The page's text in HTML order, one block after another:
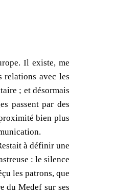
Il existe, me
relations avec les
; et désormais
passent par des
bien plus
à définir une
: le silence
les patrons, que
du Medef sur ses